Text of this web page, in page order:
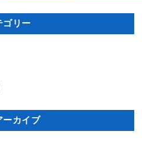
ゴリー
ーカイブ